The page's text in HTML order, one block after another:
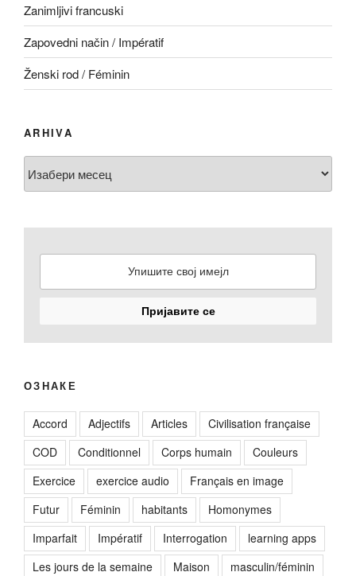
Zanimljivi francuski
Zapovedni način / Impératif
Ženski rod / Féminin
ARHIVA
ОЗНАКЕ
Accord Adjectifs Articles
Civilisation française
COD
Conditionnel Corps humain
Couleurs
Exercice
exercice audio
Français en image
Futur
Féminin habitants
Homonymes
Imparfait
Impératif Interrogation
learning apps
Les jours de la semaine
Maison
masculin/féminin